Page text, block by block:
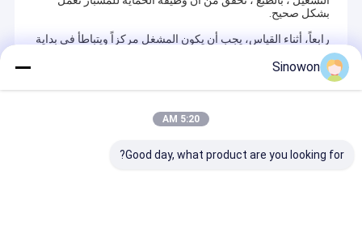
بشكل صحيح.
رابعاً، أثناء القياس، يجب أن يكون المشغل مركزاً ويتباطأ في بداية
البرنامج.استئناف السرعة الطبيعية لدخول وخروج القياس.
Sinowon
5:20 AM
Good day, what product are you looking for?